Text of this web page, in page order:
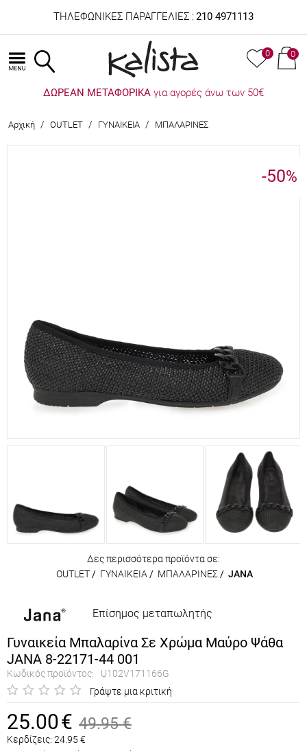
ΤΗΛΕΦΩΝΙΚΕΣ ΠΑΡΑΓΓΕΛΙΕΣ : 210 4971113
0 0
ΔΩΡΕΑΝ ΜΕΤΑΦΟΡΙΚΑ για αγορές άνω των 50€
Αρχική / OUTLET / ΓΥΝΑΙΚΕΙΑ / ΜΠΑΛΑΡΙΝΕΣ
-50%
Δες περισσότερα προϊόντα σε:
OUTLET / ΓΥΝΑΙΚΕΙΑ / ΜΠΑΛΑΡΙΝΕΣ / JANA
Επίσημος μεταπωλητής
Γυναικεία Μπαλαρίνα Σε Χρώμα Μαύρο Ψάθα
JANA 8-22171-44 001
Κωδικός προϊόντος:
U102V171166G
Γράψτε μια κριτική
25.00€ 49.95 €
Κερδίζεις: 24.95 €